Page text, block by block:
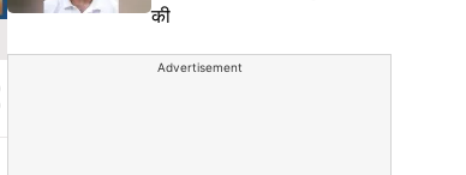
की
Advertisement